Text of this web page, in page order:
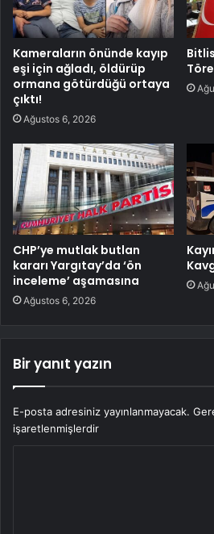
Kameraların önünde kayıp
eşi için ağladı, öldürüp
ormana götürdüğü ortaya
çıktı!
Ağustos 6, 2026
CHP’ye mutlak butlan
kararı Yargıtay’da ‘ön
inceleme’ aşamasına
Ağustos 6, 2026
Bir yanıt yazın
E-posta adresiniz yayınlanmayacak.
işaretlenmişlerdir